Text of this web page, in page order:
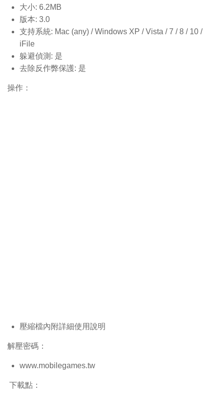
大小: 6.2MB
版本: 3.0
支持系統: Mac (any) / Windows XP / Vista / 7 / 8 / 10 /
iFile
躲避偵測: 是
去除反作弊保護: 是
操作：
壓縮檔內附詳細使用說明
解壓密碼：
www.mobilegames.tw
下載點：